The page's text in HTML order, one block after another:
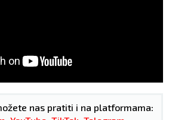
nas pratiti i na platformama: